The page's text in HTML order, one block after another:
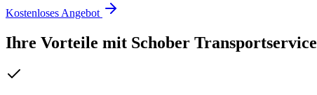
Kostenloses Angebot
Ihre Vorteile mit Schober Transportservice